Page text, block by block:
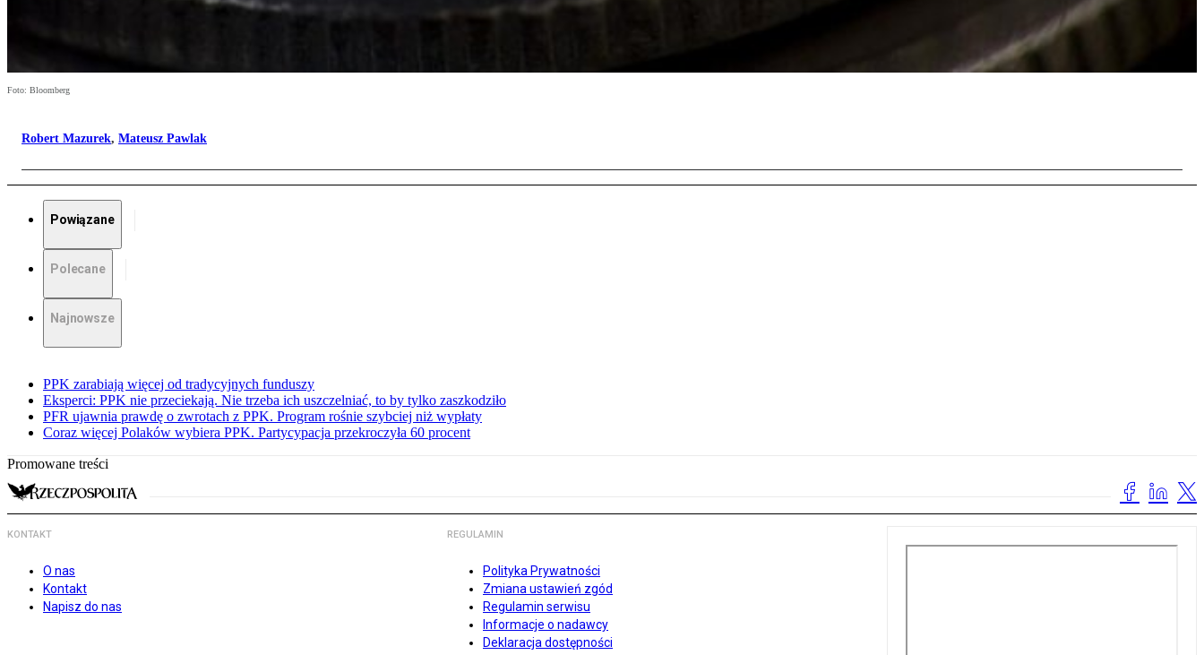
Foto: Bloomberg
Robert Mazurek, Mateusz Pawlak
Powiązane
Polecane
Najnowsze
PPK zarabiają więcej od tradycyjnych funduszy
Eksperci: PPK nie przeciekają. Nie trzeba ich uszczelniać, to by tylko zaszkodziło
PFR ujawnia prawdę o zwrotach z PPK. Program rośnie szybciej niż wypłaty
Coraz więcej Polaków wybiera PPK. Partycypacja przekroczyła 60 procent
Promowane treści
KONTAKT
O nas
Kontakt
Napisz do nas
REGULAMIN
Polityka Prywatności
Zmiana ustawień zgód
Regulamin serwisu
Informacje o nadawcy
Deklaracja dostępności